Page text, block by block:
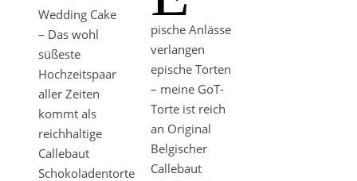
Wedding Cake
– Das wohl
süßeste
Hochzeitspaar
aller Zeiten
kommt als
reichhaltige
Callebaut
Schokoladentorte
pische Anlässe
verlangen
epische Torten
– meine GoT-
Torte ist reich
an Original
Belgischer
Callebaut